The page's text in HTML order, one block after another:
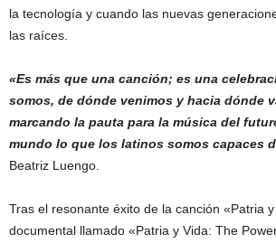
la tecnología y cuando las nuevas
las raíces.
«Es más que una canción; es una
somos, de dónde venimos y hacia dónde
marcando la pauta para la música del
mundo lo que los latinos somos capaces
Beatriz Luengo.
Tras el resonante éxito de la canción «Patria
documental llamado «Patria y Vida: The